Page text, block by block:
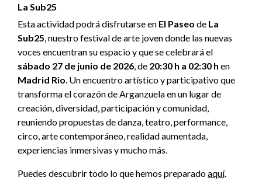
La Sub25
Esta actividad podrá disfrutarse en El Paseo de La
Sub25 , nuestro festival de arte joven donde las nuevas
voces encuentran su espacio y que se celebrará el
sábado 27 de junio de 2026 , de 20:30 h a 02:30 h en
Madrid Rio . Un encuentro artístico y participativo que
transforma el corazón de Arganzuela en un lugar de
creación, diversidad, participación y comunidad,
reuniendo propuestas de danza, teatro, performance,
circo, arte contemporáneo, realidad aumentada,
experiencias inmersivas y mucho más.
Puedes descubrir todo lo que hemos preparadoaquí.